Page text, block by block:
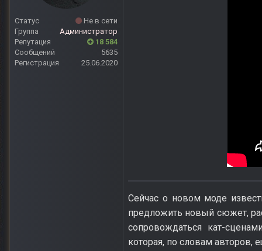
Статус
Не в сети
Группа
Администратор
Репутация
18 584
Сообщений
5635
Регистрация
25.06.2020
Сейчас о новом моде
предложить новый сюжет,
сопровождаться кат-
которая, по словам авторов,